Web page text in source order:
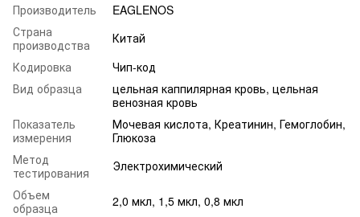
Производитель
EAGLENOS
Страна
производства
Китай
Кодировка
Чип-код
Вид образца
цельная каппилярная кровь, цельная
венозная кровь
Показатель
измерения
Мочевая кислота, Креатинин, Гемоглобин,
Глюкоза
Метод
тестирования
Электрохимический
Объем
образца
2,0 мкл, 1,5 мкл, 0,8 мкл